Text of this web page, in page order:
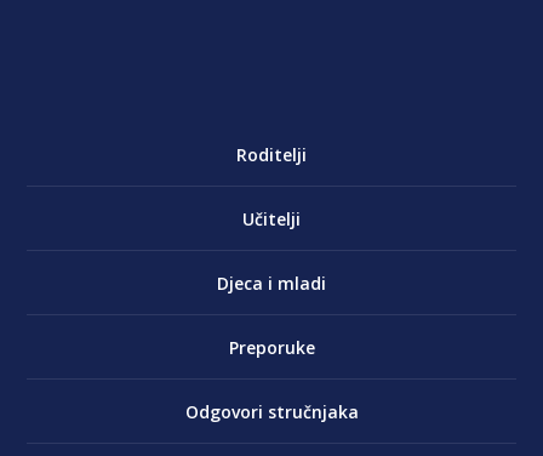
Roditelji
Učitelji
Djeca i mladi
Preporuke
Odgovori stručnjaka